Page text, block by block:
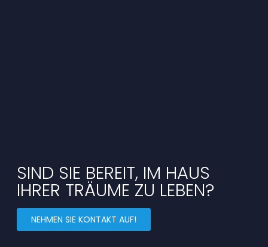
SIND SIE BEREIT, IM HAUS
IHRER TRÄUME ZU LEBEN?
NEHMEN SIE KONTAKT AUF!